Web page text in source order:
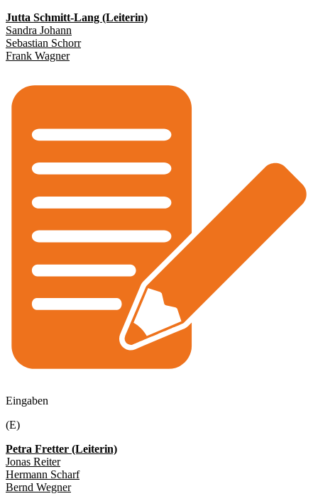
Jutta Schmitt-Lang (Leiterin)
Sandra Johann
Sebastian Schorr
Frank Wagner
Eingaben
(E)
Petra Fretter (Leiterin)
Jonas Reiter
Hermann Scharf
Bernd Wegner